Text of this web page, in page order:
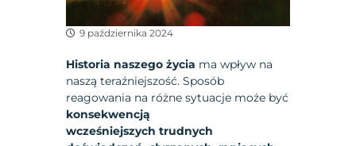
9 października 2024
Historia naszego życia ma wpływ na
naszą teraźniejszość. Sposób
reagowania na różne sytuacje może być
konsekwencją
wcześniejszych trudnych